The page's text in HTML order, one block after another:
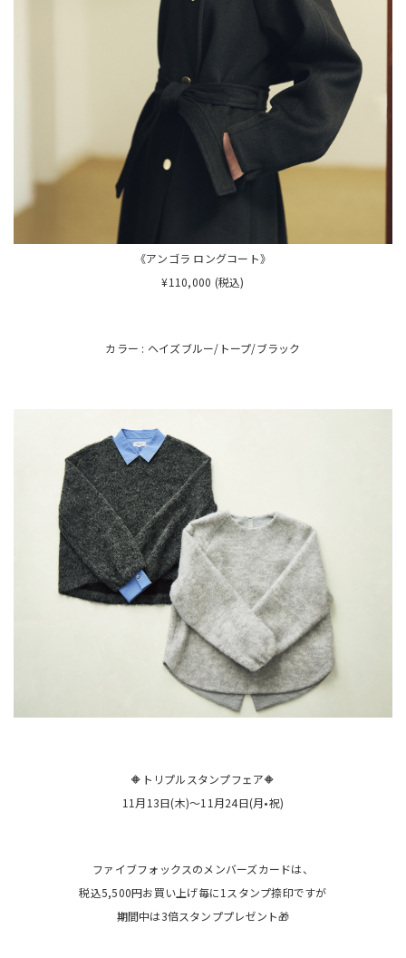
《アンゴラ ロングコート》
¥110,000 (税込)
カラー : ヘイズブルー/トープ/ブラック
🔶トリプルスタンプフェア🔶
11月13日(木)〜11月24日(月•祝)
ファイブフォックスのメンバーズカードは、
税込5,500円お買い上げ毎に1スタンプ捺印ですが
期間中は3倍スタンププレゼント🎁